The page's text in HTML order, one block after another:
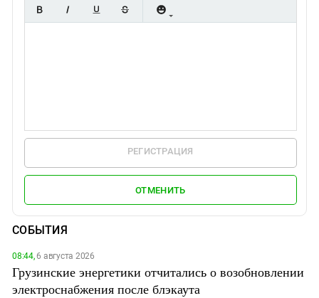
РЕГИСТРАЦИЯ
ОТМЕНИТЬ
СОБЫТИЯ
08:44,6 августа 2026
Грузинские энергетики отчитались о возобновлении
электроснабжения после блэкаута